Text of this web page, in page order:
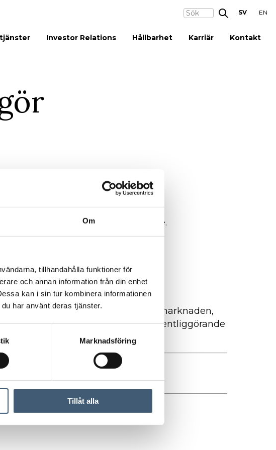
Om
tillhandahålla funktioner för
och annan information från din enhet
kan i sin tur kombinera informationen
har använt deras tjänster.
Marknadsföring
Tillåt alla
tjänster Investor Relations Hållbarhet Karriär Kontakt
SV EN
via e-post på info@ngsgroup.se.
.
enligt lagen om värdepappersmarknaden,
Informationen lämnades för offentliggörande